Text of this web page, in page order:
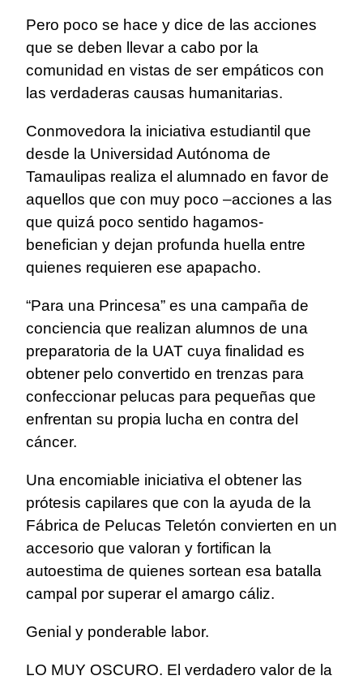
Pero poco se hace y dice de las acciones
que se deben llevar a cabo por la
comunidad en vistas de ser empáticos con
las verdaderas causas humanitarias.
Conmovedora la iniciativa estudiantil que
desde la Universidad Autónoma de
Tamaulipas realiza el alumnado en favor de
aquellos que con muy poco –acciones a las
que quizá poco sentido hagamos-
benefician y dejan profunda huella entre
quienes requieren ese apapacho.
“Para una Princesa” es una campaña de
conciencia que realizan alumnos de una
preparatoria de la UAT cuya finalidad es
obtener pelo convertido en trenzas para
confeccionar pelucas para pequeñas que
enfrentan su propia lucha en contra del
cáncer.
Una encomiable iniciativa el obtener las
prótesis capilares que con la ayuda de la
Fábrica de Pelucas Teletón convierten en un
accesorio que valoran y fortifican la
autoestima de quienes sortean esa batalla
campal por superar el amargo cáliz.
Genial y ponderable labor.
LO MUY OSCURO. El verdadero valor de la